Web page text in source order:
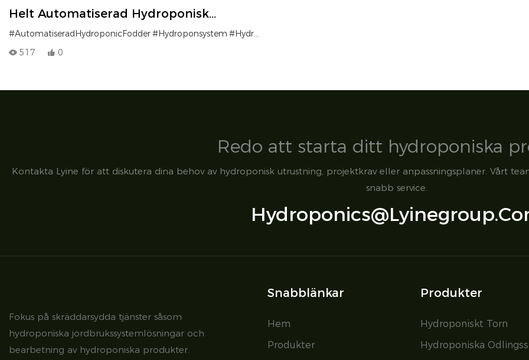
Helt Automatiserad Hydroponisk
Foderproduktionslinje För Högavkastning
Och Effektiv Grön Jordbruk
#AutomatiseradHydroponicFodder#Hydroponsystem #Hydroponisk foder
517
0
Redo att starta ditt hydroponiska
Kontakta Lyine för att diskutera dina behov av hydroponisk utrustning, projektkrav eller anpassningsplaner. Vårt
snabb service.
Fokus på skräddarsydda tjänster såsom
hydroponiska jordbrukssystemlösningar och
bearbetning av hydroponiska produkter.
Snabblänkar
Hem
Produkter
Produkter
Hydroponiskt Torn
Hydroponiska